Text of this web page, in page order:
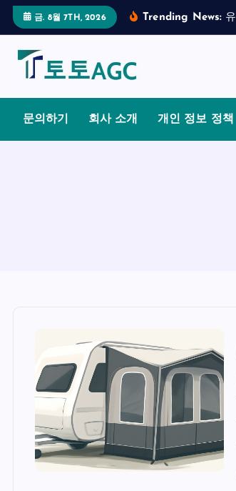
o
금. 8월 7TH, 2026 Trending News: 유
문의하기 회사 소개 개인 정보 정책